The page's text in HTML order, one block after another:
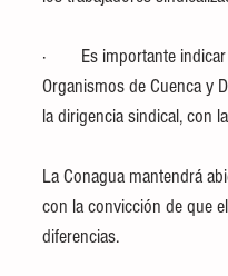
·        Es importante
Organismos de Cuenca y
la dirigencia sindical, con
La Conagua mantendrá
con la convicción de que
diferencias.